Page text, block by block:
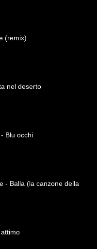
(remix)
nel deserto
Blu occhi
- Balla (la canzone della